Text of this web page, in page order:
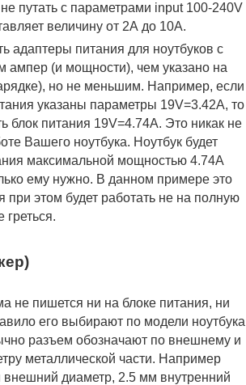
путать с параметрами input 100-240V
величину от 2А до 10A.
адаптеры питания для ноутбуков с
ампер (и мощности), чем указано на
но не меньшим. Например, если
указаны параметры 19V=3.42A, то
блок питания 19V=4.74A. Это никак не
Вашего ноутбука. Ноутбук будет
максимальной мощностью 4.74А
ему нужно. В данном примере это
при этом будет работать не на полную
не пишется ни на блоке питания, ни
его выбирают по модели ноутбука
разъем обозначают по внешнему и
металлической части. Например
внешний диаметр, 2.5 мм внутренний